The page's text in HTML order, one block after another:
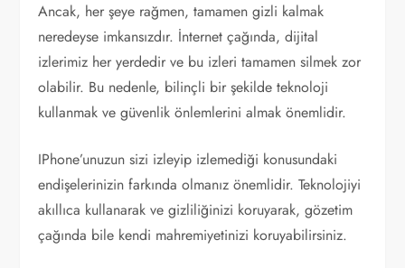
Ancak, her şeye rağmen, tamamen gizli kalmak
neredeyse imkansızdır. İnternet çağında, dijital
izlerimiz her yerdedir ve bu izleri tamamen silmek zor
olabilir. Bu nedenle, bilinçli bir şekilde teknoloji
kullanmak ve güvenlik önlemlerini almak önemlidir.
IPhone’unuzun sizi izleyip izlemediği konusundaki
endişelerinizin farkında olmanız önemlidir. Teknolojiyi
akıllıca kullanarak ve gizliliğinizi koruyarak, gözetim
çağında bile kendi mahremiyetinizi koruyabilirsiniz.